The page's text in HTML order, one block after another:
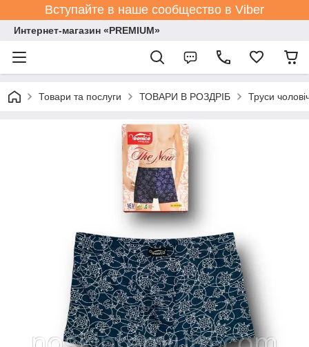
Вступайте в наше сообщество в Viber
Интернет-магазин «PREMIUM»
Товари та послуги ТОВАРИ В РОЗДРІБ Труси